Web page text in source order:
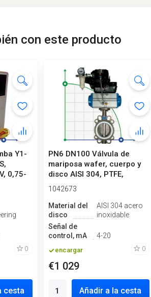
con este producto
Y1-
0,75-
0
cesta
PN6 DN100 Válvula de
mariposa wafer, cuerpo y
disco AISI 304, PTFE,
Simple ef...
1042673
Material del
disco
AISI 304 acero
inoxidable
Señal de
control, mA
4-20
encargar 0
€1 029
Añadir a la cesta